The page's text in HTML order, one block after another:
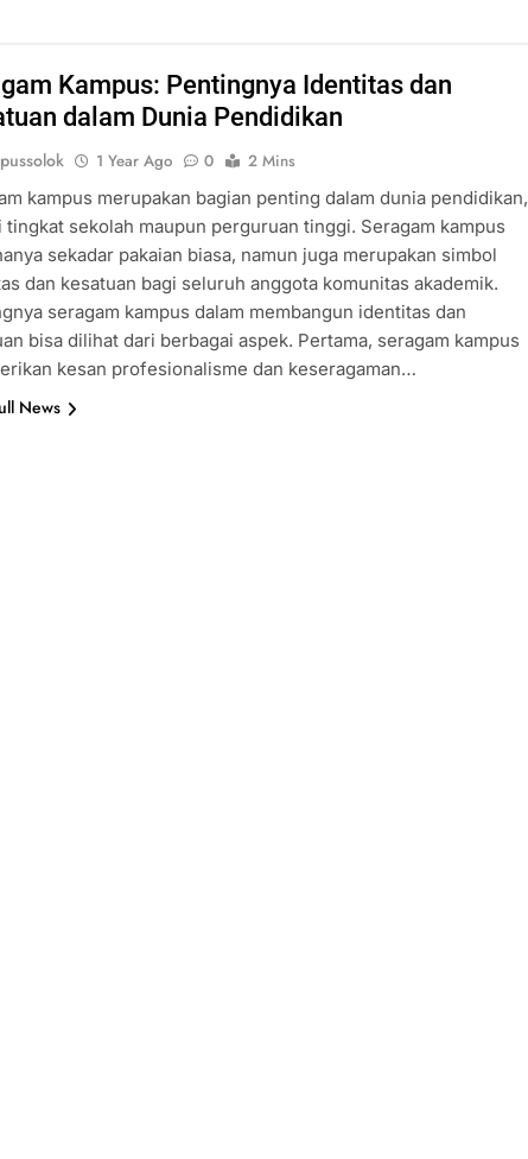
Kampus: Pentingnya Identitas dan
dalam Dunia Pendidikan
1 Year Ago 0
2 Mins
kampus merupakan bagian penting dalam dunia pendidikan,
tingkat sekolah maupun perguruan tinggi. Seragam kampus
sekadar pakaian biasa, namun juga merupakan simbol
dan kesatuan bagi seluruh anggota komunitas akademik.
seragam kampus dalam membangun identitas dan
bisa dilihat dari berbagai aspek. Pertama, seragam kampus
kesan profesionalisme dan keseragaman…
News